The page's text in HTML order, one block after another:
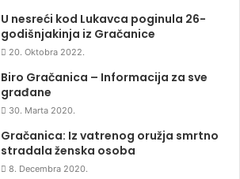
U nesreći kod Lukavca poginula 26-
godišnjakinja iz Gračanice
20. Oktobra 2022.
Biro Gračanica – Informacija za sve
građane
30. Marta 2020.
Gračanica: Iz vatrenog oružja smrtno
stradala ženska osoba
8. Decembra 2020.